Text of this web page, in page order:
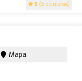
5 (5 opiniones)
Mapa